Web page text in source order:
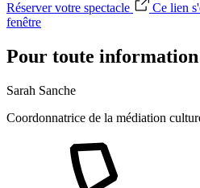
Réserver votre spectacle
Ce lien
fenêtre
Pour toute
Sarah Sanche
Coordonnatrice de la médiation